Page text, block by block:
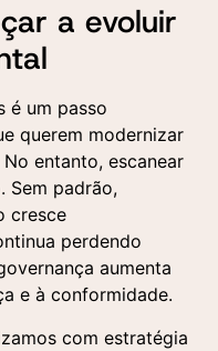
a evoluir
é um passo
querem modernizar
entanto, escanear
Sem padrão,
cresce
perdendo
aumenta
e à conformidade.
com estratégia